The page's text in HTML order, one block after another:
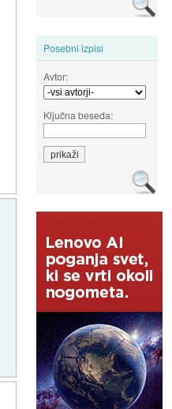
Posebni izpisi
Avtor:
Ključna beseda: